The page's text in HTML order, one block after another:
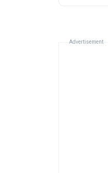
Advertisement